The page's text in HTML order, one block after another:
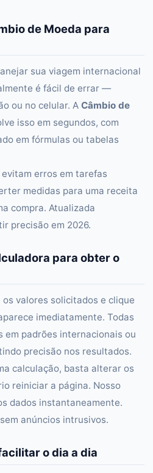
de Moeda para
sua viagem internacional
é fácil de errar —
ou no celular. A Câmbio de
isso em segundos, com
em fórmulas ou tabelas
erros em tarefas
medidas para uma receita
compra. Atualizada
precisão em 2026.
para obter o
os valores solicitados e clique
imediatamente. Todas
em padrões internacionais ou
precisão nos resultados.
calculação, basta alterar os
reiniciar a página. Nosso
dados instantaneamente.
anúncios intrusivos.
o dia a dia